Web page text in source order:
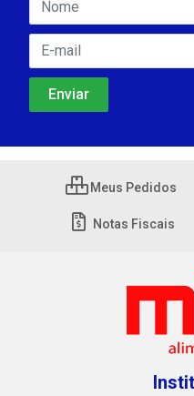
Meus Pedidos
Notas Fiscais